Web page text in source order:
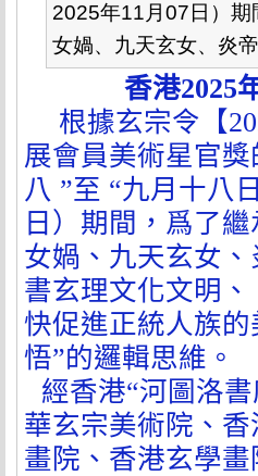
2025年11月07日）期
女媧、九天玄女、炎
香港2025
根據玄宗令【
展會員美術星官
八 ”至 “九月十八
日）期間，爲了
女媧、九天玄女
書玄理文化文明
快促進正統人族
悟”的邏輯思維。
經香港“河圖洛
華玄宗美術院、
畫院、香港玄學